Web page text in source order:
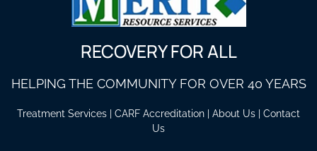
RECOVERY FOR ALL
HELPING THE COMMUNITY FOR OVER 40 YEARS
Treatment Services CARF Accreditation About Us
Contact
Us